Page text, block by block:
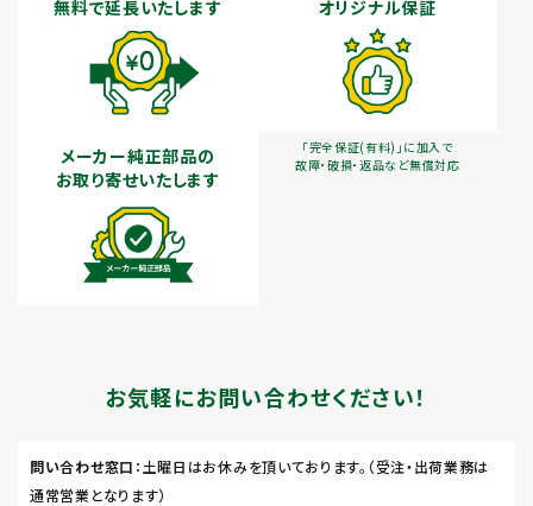
無料で延長いたします
オリジナル保証
「完全保証(有料)」に加入で
故障・破損・返品など無償対応
メーカー純正部品の
お取り寄せいたします
お気軽にお問い合わせください！
問い合わせ窓口 ：土曜日はお休みを頂いております。（受注・出荷業務は
通常営業となります）